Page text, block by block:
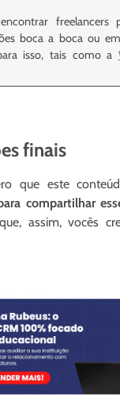
freelancers
boca a boca ou
isso, tais como a
finais
que este
compartilhar
assim, vocês